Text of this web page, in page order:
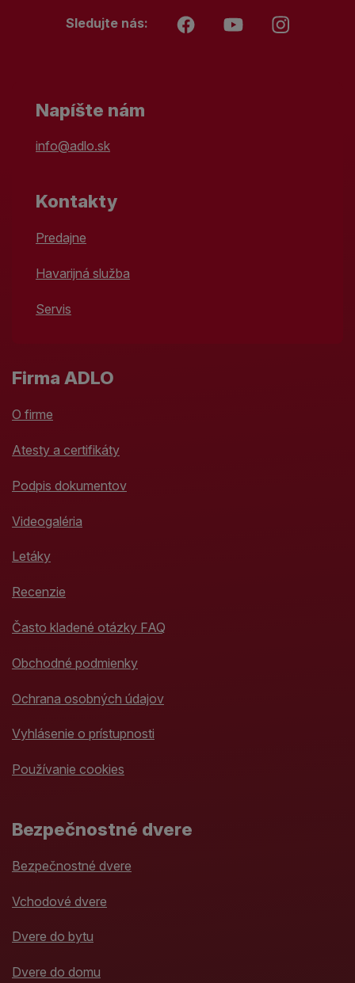
Sledujte nás:
Napíšte nám
info@adlo.sk
Kontakty
Predajne
Havarijná služba
Servis
Firma ADLO
O firme
Atesty a certifikáty
Podpis dokumentov
Videogaléria
Letáky
Recenzie
Často kladené otázky FAQ
Obchodné podmienky
Ochrana osobných údajov
Vyhlásenie o prístupnosti
Používanie cookies
Bezpečnostné dvere
Bezpečnostné dvere
Vchodové dvere
Dvere do bytu
Dvere do domu